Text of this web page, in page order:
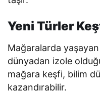
Yeni Türler
Mağaralarda yaşayan
dünyadan izole
mağara keşfi, bilim
kazandırabilir.